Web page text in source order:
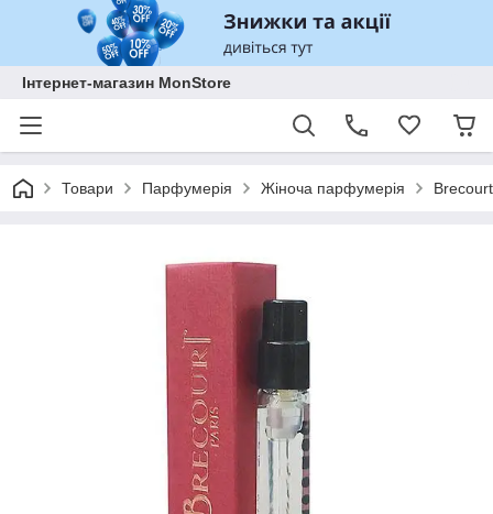
Інтернет-магазин MonStore
Товари Парфумерія Жіноча парфумерія